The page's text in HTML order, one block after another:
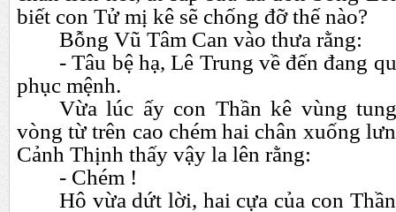
biết con Tử mị kê sẽ chống đỡ thế nào?
Bỗng Vũ Tâm Can vào thưa rằng:
- Tâu bệ hạ, Lê Trung về đến đang
phục mệnh.
Vừa lúc ấy con Thần kê vùng
vòng từ trên cao chém hai chân xuống
Cảnh Thịnh thấy vậy la lên rằng:
- Chém !
Hô vừa dứt lời, hai cựa của con